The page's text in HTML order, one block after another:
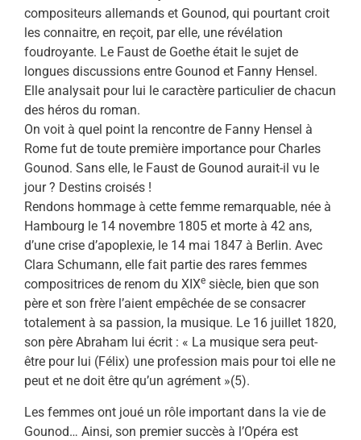
compositeurs allemands et Gounod, qui pourtant croit
les connaitre, en reçoit, par elle, une révélation
foudroyante. Le Faust de Goethe était le sujet de
longues discussions entre Gounod et Fanny Hensel.
Elle analysait pour lui le caractère particulier de chacun
des héros du roman.
On voit à quel point la rencontre de Fanny Hensel à
Rome fut de toute première importance pour Charles
Gounod. Sans elle, le Faust de Gounod aurait-il vu le
jour ? Destins croisés !
Rendons hommage à cette femme remarquable, née à
Hambourg le 14 novembre 1805 et morte à 42 ans,
d’une crise d’apoplexie, le 14 mai 1847 à Berlin. Avec
Clara Schumann, elle fait partie des rares femmes
compositrices de renom du XIXe siècle, bien que son
père et son frère l’aient empêchée de se consacrer
totalement à sa passion, la musique. Le 16 juillet 1820,
son père Abraham lui écrit : « La musique sera peut-
être pour lui (Félix) une profession mais pour toi elle ne
peut et ne doit être qu’un agrément »(5).
Les femmes ont joué un rôle important dans la vie de
Gounod… Ainsi, son premier succès à l’Opéra est